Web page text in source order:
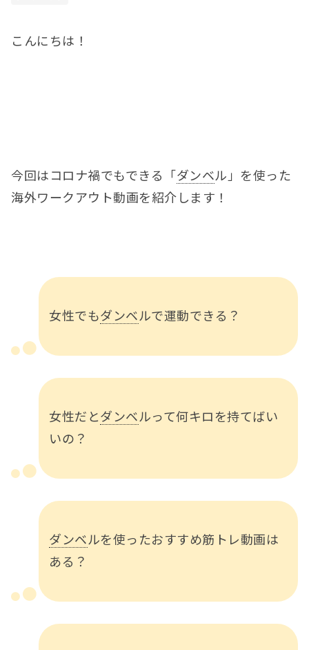
こんにちは！
今回はコロナ禍でもできる「ダンベル」を使った
海外ワークアウト動画を紹介します！
女性でもダンベルで運動できる？
女性だとダンベルって何キロを持てばい
いの？
ダンベルを使ったおすすめ筋トレ動画は
ある？